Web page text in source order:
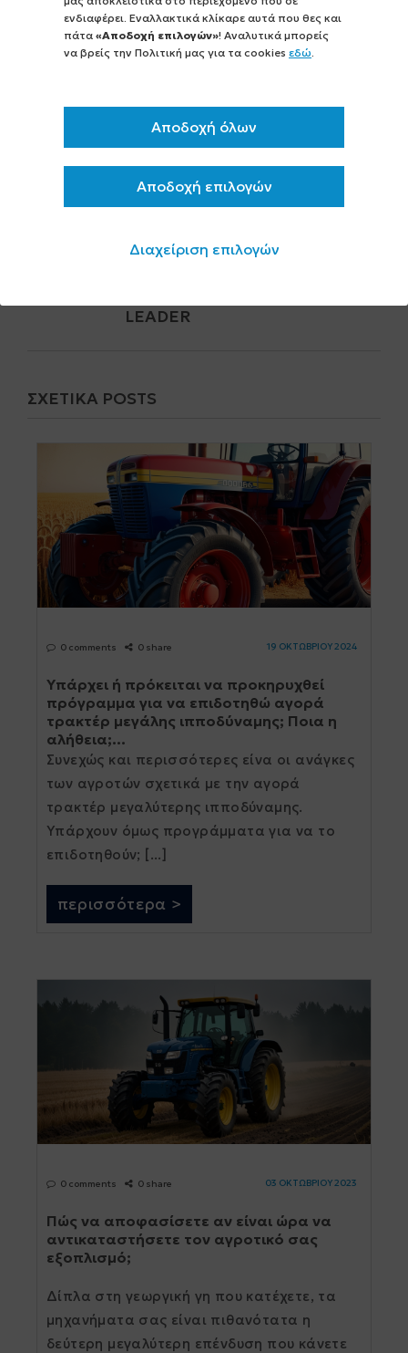
ενδιαφέρει. Εναλλακτικά κλίκαρε αυτά που θες και
πάτα «Αποδοχή επιλογών»! Αναλυτικά μπορείς
να βρείς την Πολιτική μας για τα cookies εδώ
Αποδοχή όλων
Αποδοχή επιλογών
Διαχείριση επιλογών
ΜΕΤΑΠΟΊΗΣΗ ΑΓΡΟΤΙΚΏΝ
ΠΡΟΪΌΝΤΩΝ;
ΒΡΏΣΙΜΗΣ ΕΛΙΆΣ -
ΕΣΠΑ - LEADER
ΜΟΝΆΔΕΣ ΤΥΠΟΠΟΊΗΣΗΣ
LEADER
ΣΧΕΤΙΚΆ POSTS
0 comments 0 share 19 ΟΚΤΩΒΡΙΟΥ 2024
Υπάρχει ή πρόκειται να προκηρυχθεί
πρόγραμμα για να επιδοτηθώ αγορά
τρακτέρ μεγάλης ιπποδύναμης; Ποια η
αλήθεια;...
Συνεχώς και περισσότερες είνα οι ανάγκες
των αγροτών σχετικά με την αγορά
τρακτέρ μεγαλύτερης ιπποδύναμης.
Υπάρχουν όμως προγράμματα για να το
επιδοτηθούν; [...]
περισσότερα >
0 comments 0 share 03 ΟΚΤΩΒΡΙΟΥ 2023
Πώς να αποφασίσετε αν είναι ώρα να
αντικαταστήσετε τον αγροτικό σας
εξοπλισμό;
Δίπλα στη γεωργική γη που κατέχετε, τα
μηχανήματα σας είναι πιθανότατα η
δεύτερη μεγαλύτερη επένδυση που κάνετε